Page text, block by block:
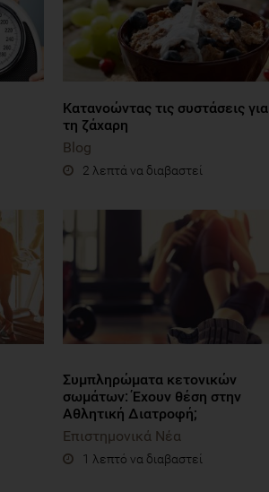
Κατανοώντας τις συστάσεις για
τη ζάχαρη
Blog
2 λεπτά να διαβαστεί
Συμπληρώματα κετονικών
σωμάτων: Έχουν θέση στην
Αθλητική Διατροφή;
Επιστημονικά Νέα
1 λεπτό να διαβαστεί